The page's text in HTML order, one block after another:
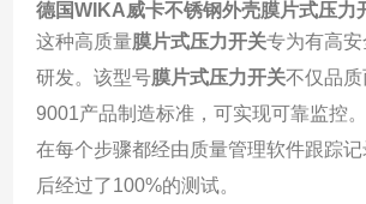
德国WIKA威卡不锈钢外壳膜片式压力
这种高质量膜片式压力开关专为有高
研发。该型号膜片式压力开关不仅品
9001产品制造标准，可实现可靠监控
在每个步骤都经由质量管理软件跟踪
后经过了100%的测试。